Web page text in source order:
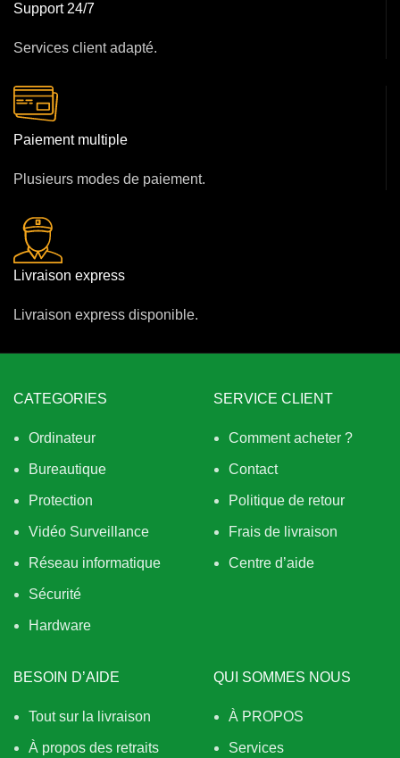
Support 24/7
Services client adapté.
Paiement multiple
Plusieurs modes de paiement.
Livraison express
Livraison express disponible.
CATEGORIES
Ordinateur
Bureautique
Protection
Vidéo Surveillance
Réseau informatique
Sécurité
Hardware
SERVICE CLIENT
Comment acheter ?
Contact
Politique de retour
Frais de livraison
Centre d’aide
BESOIN D’AIDE
Tout sur la livraison
À propos des retraits
QUI SOMMES NOUS
À PROPOS
Services